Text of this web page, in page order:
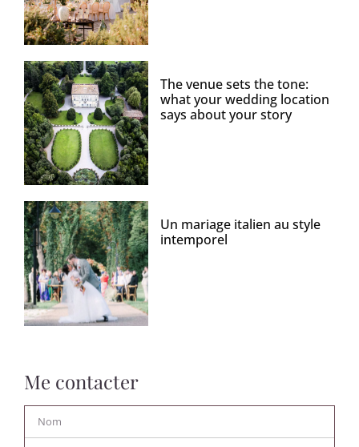
The venue sets the tone:
what your wedding location
says about your story
Un mariage italien au style
intemporel
Me contacter